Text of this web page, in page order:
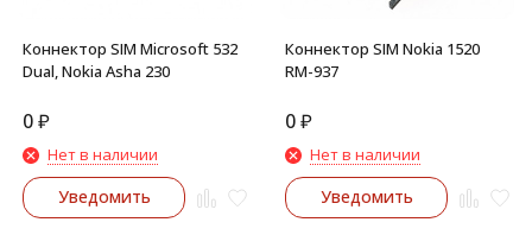
Коннектор SIM Microsoft 532
Dual, Nokia Asha 230
0₽
Нет в наличии
Уведомить
Коннектор SIM Nokia 1520
RM-937
0₽
Нет в наличии
Уведомить